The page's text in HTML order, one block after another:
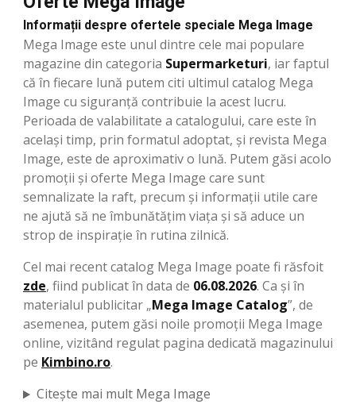
Informații despre ofertele speciale Mega Image
Mega Image este unul dintre cele mai populare
magazine din categoria Supermarketuri, iar faptul
că în fiecare lună putem citi ultimul catalog Mega
Image cu siguranță contribuie la acest lucru.
Perioada de valabilitate a catalogului, care este în
același timp, prin formatul adoptat, și revista Mega
Image, este de aproximativ o lună. Putem găsi acolo
promoții și oferte Mega Image care sunt
semnalizate la raft, precum și informații utile care
ne ajută să ne îmbunătățim viața și să aduce un
strop de inspirație în rutina zilnică.
Cel mai recent catalog Mega Image poate fi răsfoit
zde, fiind publicat în data de 06.08.2026. Ca și în
materialul publicitar „Mega Image Catalog”, de
asemenea, putem găsi noile promoții Mega Image
online, vizitând regulat pagina dedicată magazinului
pe Kimbino.ro.
Citește mai mult Mega Image